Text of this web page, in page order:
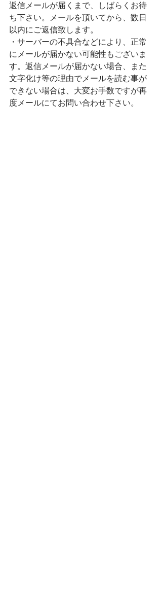
返信メールが届くまで、しばらくお待
ち下さい。メールを頂いてから、数日
以内にご返信致します。
・サーバーの不具合などにより、正常
にメールが届かない可能性もございま
す。返信メールが届かない場合、また
文字化け等の理由でメールを読む事が
できない場合は、大変お手数ですが再
度メールにてお問い合わせ下さい。